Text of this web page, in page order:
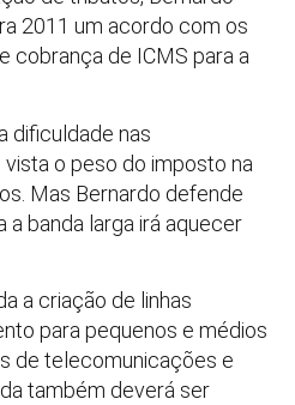
2011 um acordo com os
cobrança de ICMS para a
dificuldade nas
o peso do imposto na
Mas Bernardo defende
a banda larga irá aquecer
a criação de linhas
para pequenos e médios
de telecomunicações e
também deverá ser